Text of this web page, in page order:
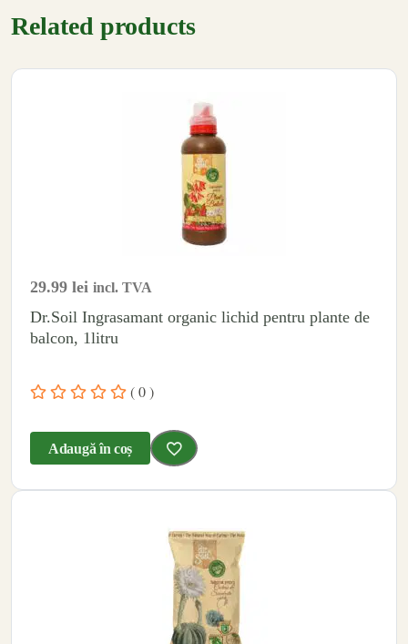
Related products
29.99 lei incl. TVA
Dr.Soil Ingrasamant organic lichid pentru plante de
balcon, 1litru
( 0 )
Adaugă în coș